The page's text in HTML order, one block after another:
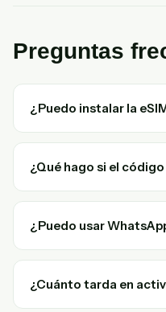
Preguntas
¿Puedo instalar la
¿Qué hago si el
¿Puedo usar
¿Cuánto tarda en